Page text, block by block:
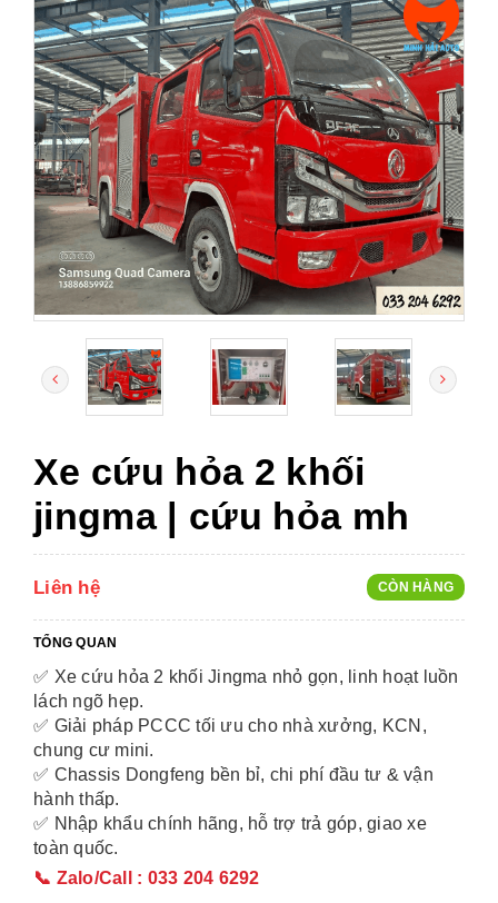
Xe cứu hỏa 2 khối
jingma | cứu hỏa mh
Liên hệ CÒN HÀNG
TỔNG QUAN
✅ Xe cứu hỏa 2 khối Jingma nhỏ gọn, linh hoạt luồn
lách ngõ hẹp.
✅ Giải pháp PCCC tối ưu cho nhà xưởng, KCN,
chung cư mini.
✅ Chassis Dongfeng bền bỉ, chi phí đầu tư & vận
hành thấp.
✅ Nhập khẩu chính hãng, hỗ trợ trả góp, giao xe
toàn quốc.
📞 Zalo/Call : 033 204 6292